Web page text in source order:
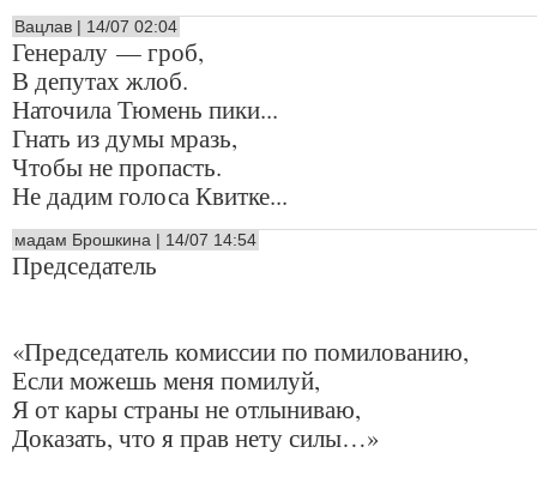
Вацлав | 14/07 02:04
Генералу — гроб,
В депутах жлоб.
Наточила Тюмень пики...
Гнать из думы мразь,
Чтобы не пропасть.
Не дадим голоса Квитке...
мадам Брошкина | 14/07 14:54
Председатель
«Председатель комиссии по помилованию,
Если можешь меня помилуй,
Я от кары страны не отлыниваю,
Доказать, что я прав нету силы…»